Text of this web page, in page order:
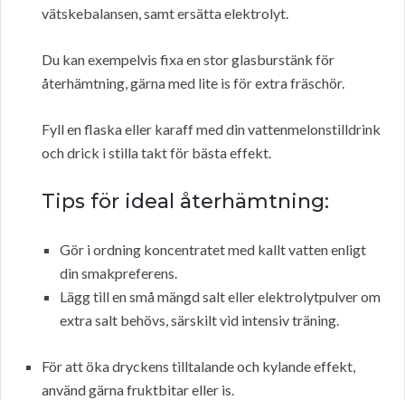
vätskebalansen, samt ersätta elektrolyt.
Du kan exempelvis fixa en stor glasburstänk för
återhämtning, gärna med lite is för extra fräschör.
Fyll en flaska eller karaff med din vattenmelonstilldrink
och drick i stilla takt för bästa effekt.
Tips för ideal återhämtning:
Gör i ordning koncentratet med kallt vatten enligt
din smakpreferens.
Lägg till en små mängd salt eller elektrolytpulver om
extra salt behövs, särskilt vid intensiv träning.
För att öka dryckens tilltalande och kylande effekt,
använd gärna fruktbitar eller is.